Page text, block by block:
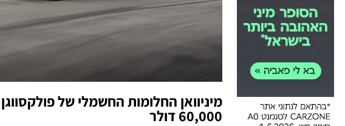
מיניוואן החלומות החשמלי של
60,000 דולר